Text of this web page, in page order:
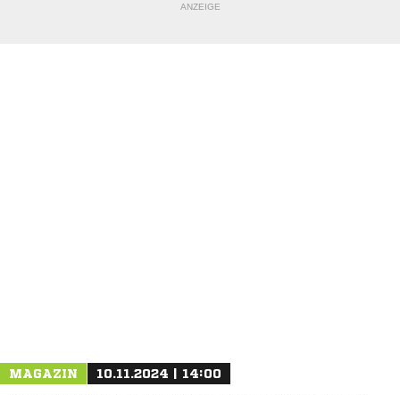
ANZEIGE
MAGAZIN 10.11.2024 | 14:00